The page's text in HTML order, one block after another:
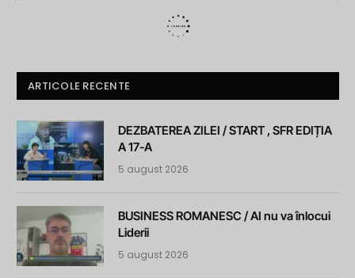
ARTICOLE RECENTE
DEZBATEREA ZILEI / START , SFR EDIȚIA
A 17-A
5 august 2026
BUSINESS ROMANESC / AI nu va înlocui
Liderii
5 august 2026